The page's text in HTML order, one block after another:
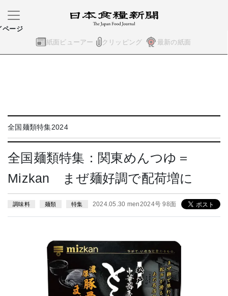
紙面ビューアー クリッピング 最新の紙面
ページ
全国麺類特集2024
全国麺類特集：関東めんつゆ＝
Mizkan まぜ麺好調で配荷増に
調味料 麺類 特集 2024.05.30 men2024号 98面